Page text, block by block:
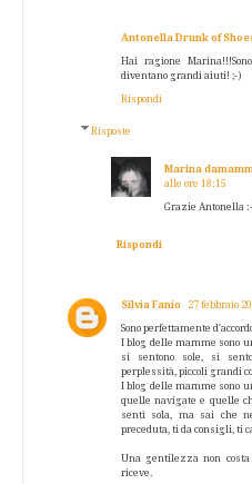
Antonella Drunk of
Hai ragione
diventano grandi aiuti! ;-)
Rispondi
Risposte
Marina
alle ore 18:15
Grazie Antonella
Rispondi
Silvia Fanio 27 febbraio
Sono perfettamente
I blog delle mamme sono
si sentono sole, si
perplessità, piccoli grandi
I blog delle mamme sono
quelle navigate e quelle
sentì sola, ma sai che
preceduta, ti da consigli, ti
Una gentilezza non
riceve.